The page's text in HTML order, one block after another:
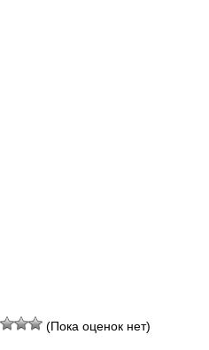
(Пока оценок нет)